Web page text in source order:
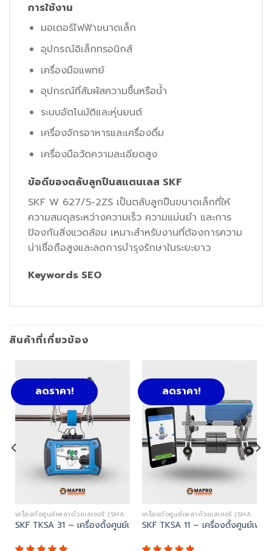
การใช้งาน
มอเตอร์ไฟฟ้าขนาดเล็ก
อุปกรณ์อิเล็กทรอนิกส์
เครื่องมือแพทย์
อุปกรณ์ที่สัมผัสความชื้นหรือน้ำ
ระบบอัตโนมัติและหุ่นยนต์
เครื่องจักรอาหารและเครื่องดื่ม
เครื่องมือวัดความละเอียดสูง
ข้อดีของตลับลูกปืนสแตนเลส SKF
SKF W 627/5-2ZS เป็นตลับลูกปืนขนาดเล็กที่ให้
ความสมดุลระหว่างความเร็ว ความแม่นยำ และการ
ป้องกันสิ่งแวดล้อม เหมาะสำหรับงานที่ต้องการความ
น่าเชื่อถือสูงและลดการบำรุงรักษาในระยะยาว
Keywords SEO
สินค้าที่เกี่ยวข้อง
ลดราคา!
เครื่องตั้งศูนย์เพลาด้วยเลเซอร์ (SHAFT ALIGNMENT LASER TOOLS)
SKF TKSA 31 – เครื่องตั้งศูนย์เพลาด้วยเลเซอร์ (Shaft Alignment
ลดราคา!
เครื่องตั้งศูนย์เพลาด้วยเลเซอร์ (SHAFT ALIGNMENT LASER TOOLS)
SKF TKSA 11 – เครื่องตั้งศูนย์เพ
gun (TLGB 21 รหัสแทน)